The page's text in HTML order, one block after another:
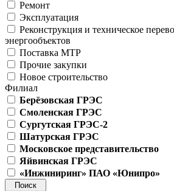
Ремонт
Эксплуатация
Реконструкция и техническое
энергообъектов
Поставка МТР
Прочие закупки
Новое строительство
Филиал
Берёзовская ГРЭС
Смоленская ГРЭС
Сургутская ГРЭС-2
Шатурская ГРЭС
Московское представительство
Яйвинская ГРЭС
«Инжиниринг» ПАО «Юнипро»